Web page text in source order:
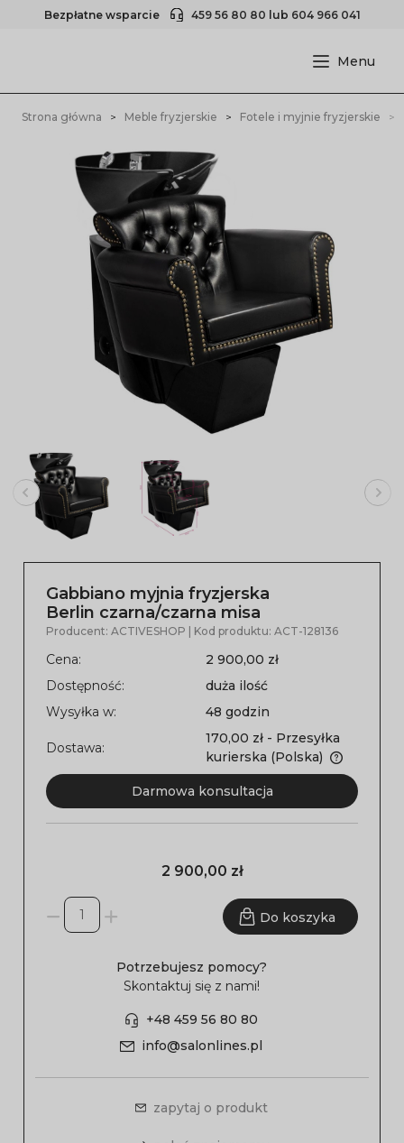
Bezpłatne wsparcie 459 56 80 80 lub 604 966 041
Strona główna Meble fryzjerskie Fotele i myjnie fryzjerskie
Gabbiano myjnia fryzjerska
Berlin czarna/czarna misa
Producent: ACTIVESHOP | Kod produktu: ACT-128136
Cena:
2 900,00 zł
Dostępność:
duża ilość
Wysyłka w:
48 godzin
Dostawa:
170,00 zł - Przesyłka
kurierska (Polska)
Darmowa konsultacja
2 900,00 zł
Do koszyka
Potrzebujesz pomocy?
Skontaktuj się z nami!
+48 459 56 80 80
info@salonlines.pl
zapytaj o produkt